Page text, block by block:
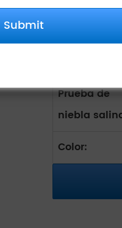
Submit
Certificado:
Lote inicial
Prueba de
niebla
Color: